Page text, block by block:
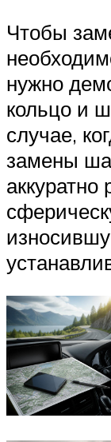
Чтобы
нужно
кольцо и
случае,
замены